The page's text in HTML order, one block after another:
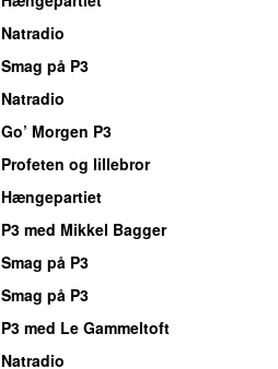
Natradio
Smag på P3
Natradio
Go’ Morgen P3
Profeten og lillebror
Hængepartiet
P3 med Mikkel Bagger
Smag på P3
Smag på P3
P3 med Le Gammeltoft
Natradio